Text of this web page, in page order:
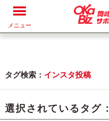
メニュー
タグ検索： インスタ投稿
選択されているタグ :